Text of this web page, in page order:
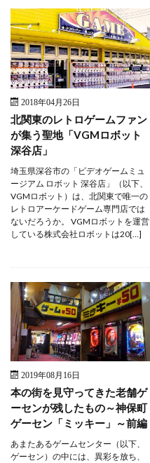
2018年04月26日
北関東のレトロゲームファン
が集う聖地「VGMロボット
深谷店」
埼玉県深谷市の「ビデオゲームミュ
ージアム ロボット 深谷店」（以下、
VGMロボット）は、北関東で唯一の
レトロアーケードゲーム専門店では
ないだろうか。 VGMロボットを運営
している株式会社ロボットは20[…]
2019年08月16日
本の街を見守ってきた老舗ゲ
ーセンが残したもの～神保町
ゲーセン「ミッキー」～前編
あまたあるゲームセンター（以下、
ゲーセン）の中には、異彩を放ち、